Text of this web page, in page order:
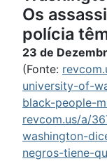
Os
polícia
23 de
(Fonte:
university-of-
black-people-
revcom.us/a/
washington-
negros-tiene-